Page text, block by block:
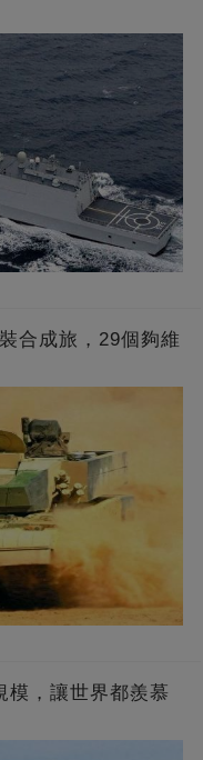
合成旅，29個夠維
模，讓世界都羨慕